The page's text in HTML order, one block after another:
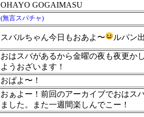
OHAYO GOGAIMASU
(無言スパチャ)
スバルちゃん今日もおあよ〜 ルパン
おはスバがあるから金曜の夜も夜更
ようおざいます！
おぱよ〜！
おぁよー！前回のアーカイブでおはス
ました。また一週間楽しんでこー！